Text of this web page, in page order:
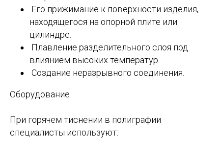
Его прижимание к поверхности изделия,
находящегося на опорной плите или
цилиндре.
Плавление разделительного слоя под
влиянием высоких температур.
Создание неразрывного соединения.
Оборудование
При горячем тиснении в полиграфии
специалисты используют: